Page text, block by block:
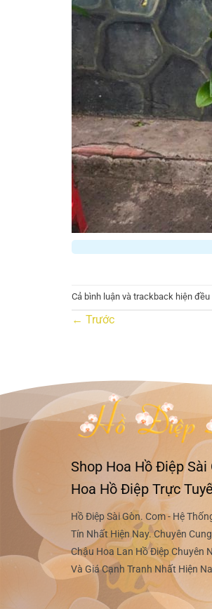
Cả bình luận và trackback hiện đều
← Trước
Shop Hoa Hồ Điệp Sài
Hoa Hồ Điệp Trực
Hồ Điệp Sài Gòn. Com - Hệ
Tín Nhất Hiện Nay. Chuyên
Chậu Hoa Lan Hồ Điệp Chuyên
Và Giá Cạnh Tranh Nhất Hiện